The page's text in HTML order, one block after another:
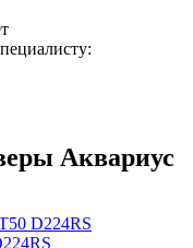
Аквариус
D224RS